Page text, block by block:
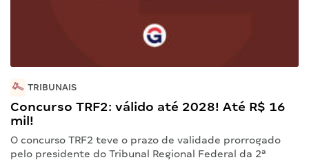
TRIBUNAIS
Concurso TRF2: válido até 2028! Até R$ 16
mil!
O concurso TRF2 teve o prazo de validade prorrogado
pelo presidente do Tribunal Regional Federal da 2ª